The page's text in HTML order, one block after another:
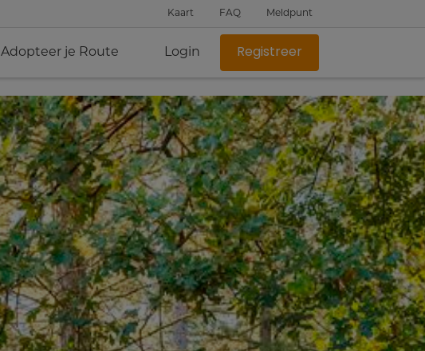
Kaart FAQ Meldpunt
Adopteer je Route Login Registreer